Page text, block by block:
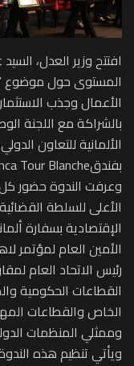
افتتح وزير العدل،
المستوى حول موضوع
الأعمال وجذب
بفندقSofitel Casablanca Tour Blanche، بمدينة الدار البيضاء.
وعرفت الندوة حضور
الأعلى للسلطة
الإقتصادية بسفارة
الأمين العام لمؤتمر
رئيس الاتحاد العام
القطاعات الحكومية
الخاص والقطاعات
وممثلي المنظمات
ويأتي تنظيم هذه